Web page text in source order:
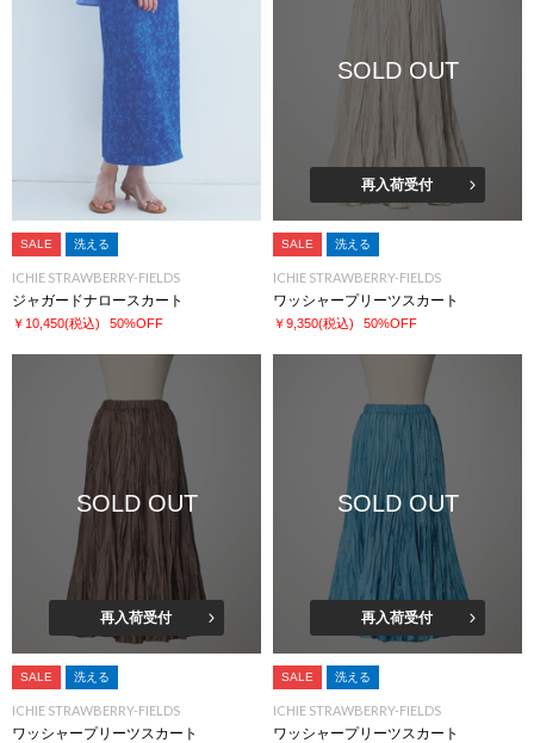
SALE 洗える
ICHIE STRAWBERRY-FIELDS
ジャガードナロースカート
￥10,450(税込) 50%OFF
SOLD OUT
再入荷受付
SALE 洗える
ICHIE STRAWBERRY-FIELDS
ワッシャープリーツスカート
￥9,350(税込) 50%OFF
SOLD OUT
再入荷受付
SALE 洗える
ICHIE STRAWBERRY-FIELDS
ワッシャープリーツスカート
SOLD OUT
再入荷受付
SALE 洗える
ICHIE STRAWBERRY-FIELDS
ワッシャープリーツスカート